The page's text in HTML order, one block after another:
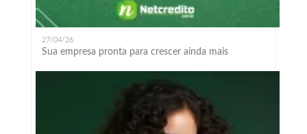
27/04/26
Sua empresa pronta para crescer ainda mais